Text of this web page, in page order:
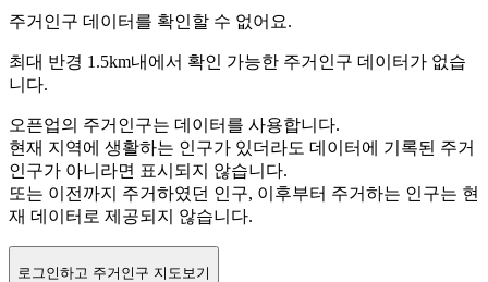
주거인구 데이터를 확인할 수 없어요.
최대 반경 1.5km내에서 확인 가능한 주거인구 데이터가 없습
니다.
오픈업의 주거인구는 데이터를 사용합니다.
현재 지역에 생활하는 인구가 있더라도 데이터에 기록된 주거
인구가 아니라면 표시되지 않습니다.
또는 이전까지 주거하였던 인구, 이후부터 주거하는 인구는 현
재 데이터로 제공되지 않습니다.
로그인하고 주거인구 지도보기